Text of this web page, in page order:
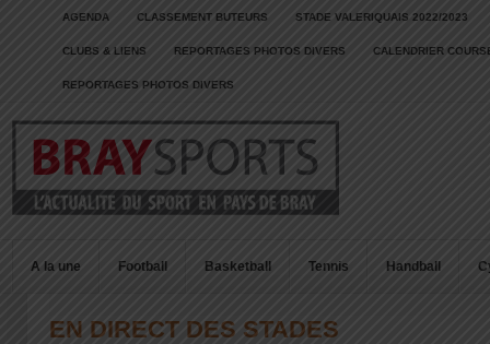
AGENDA CLASSEMENT BUTEURS STADE VALERIQUAIS 2022/2023
CLUBS & LIENS REPORTAGES PHOTOS DIVERS CALENDRIER
REPORTAGES PHOTOS DIVERS
A la une Football Basketball Tennis Handball
EN DIRECT DES STADES